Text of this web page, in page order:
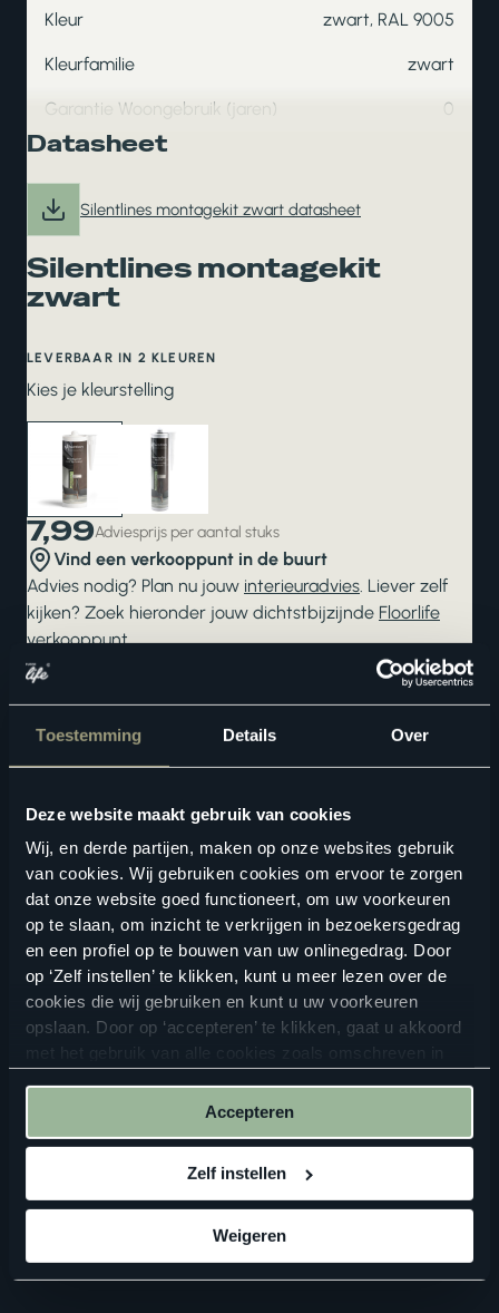
Toestemming Details Over
Deze website maakt gebruik van cookies
Wij, en derde partijen, maken op onze websites gebruik
van cookies. Wij gebruiken cookies om ervoor te zorgen
dat onze website goed functioneert, om uw voorkeuren
op te slaan, om inzicht te verkrijgen in bezoekersgedrag
en een profiel op te bouwen van uw onlinegedrag. Door
op ‘Zelf instellen’ te klikken, kunt u meer lezen over de
cookies die wij gebruiken en kunt u uw voorkeuren
opslaan. Door op ‘accepteren’ te klikken, gaat u akkoord
met het gebruik van alle cookies zoals omschreven in
Accepteren
Zelf instellen
Weigeren
Kleur zwart, RAL 9005
Kleurfamilie zwart
Garantie Woongebruik (jaren) 0
Datasheet
Silentlines montagekit zwart datasheet
Silentlines montagekit
zwart
LEVERBAAR IN 2 KLEUREN
Kies je kleurstelling
7,99Adviesprijs per aantal stuks
Vind een verkooppunt in de buurt
Advies nodig? Plan nu jouw interieuradvies. Liever zelf
kijken? Zoek hieronder jouw dichtstbijzijnde Floorlife
verkooppunt.
ZOEKEN
Bekijk in je eigen ruimte
ALTIJD IN DE BUURT
Vind een verkooppunt in de buurt